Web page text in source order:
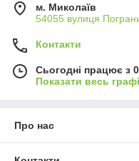
м. Миколаїв
54055 вулиця
Контакти
Сьогодні працює з
Показати весь
Про нас